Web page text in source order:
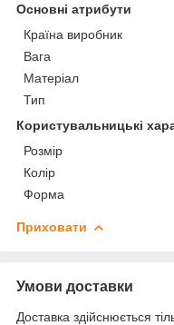
Основні атрибути
Країна виробник
Вага
Матеріал
Тип
Користувальницькі
Розмір
Колір
Форма
Приховати
Умови доставки
Доставка здійснюється